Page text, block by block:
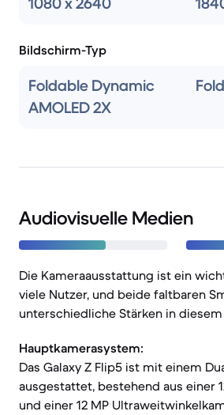
Bildschirm-Typ
Foldable Dynamic
AMOLED 2X
Audiovisuelle Medien
Die Kameraausstattung ist ein
viele Nutzer, und beide faltbaren
unterschiedliche Stärken in diesem
Hauptkamerasystem:
Das Galaxy Z Flip5 ist mit einem
ausgestattet, bestehend aus einer
und einer 12 MP